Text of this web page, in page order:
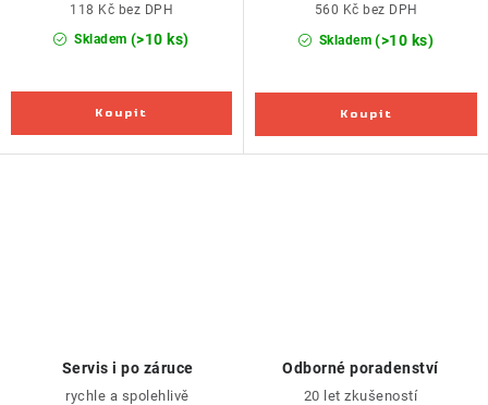
Skladem (>10 ks)
118 Kč bez DPH
Skladem (>10 ks)
560 Kč bez DPH
Servis i po záruce
rychle a spolehlivě
Odborné poradenství
20 let zkušeností